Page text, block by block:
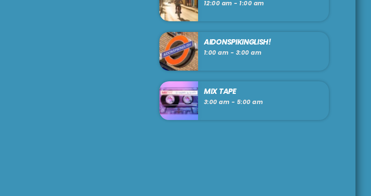
12:00 am - 1:00 am
AIDONSPIKINGLISH!
1:00 am - 3:00 am
MIX TAPE
3:00 am - 5:00 am